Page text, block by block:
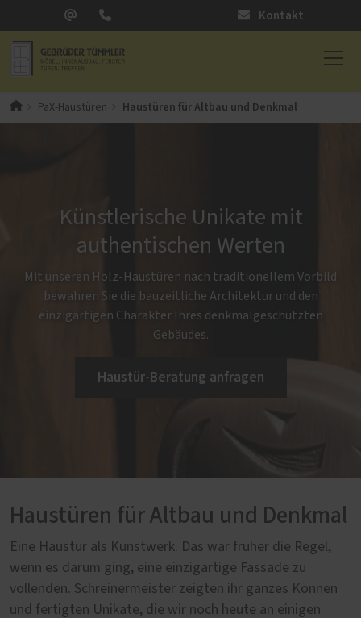
Kontakt
PaX-Haustüren Haustüren für Altbau und Denkmal
Künstlerische Unikate mit
authentischen Werten
Mit unseren Holz-Haustüren nach traditionellem Vorbild
bewahren Sie die bauzeitliche Architektur und den
einzigartigen Charakter Ihres denkmalgeschützten
Gebäudes.
Haustür-Beratung anfragen
Haustüren für Altbau und Denkmal
Eine Haustür als Kunstwerk. Das war früher die Regel,
wenn es darum ging, eine einzigartige Fassade zu
vollenden. Schreinermeister zeigten ihr ganzes Können
und fertigten Unikate, die wir noch heute an einigen